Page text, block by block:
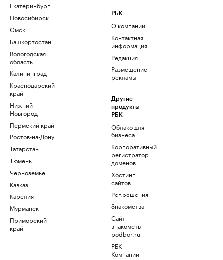
Екатеринбург
Новосибирск
Омск
Башкортостан
Вологодская
область
Калининград
Краснодарский
край
Нижний
Новгород
Пермский край
Ростов-на-Дону
Татарстан
Тюмень
Черноземье
Кавказ
Карелия
Мурманск
Приморский
край
РБК
О компании
Контактная
информация
Редакция
Размещение
рекламы
Другие
продукты
РБК
Облако для
бизнеса
Корпоративный
регистратор
доменов
Хостинг
сайтов
Рег.решения
Знакомства
Сайт
знакомств
podbor.ru
РБК
Компании